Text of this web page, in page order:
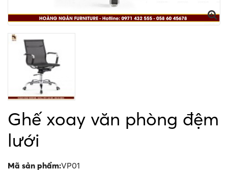
Ghế xoay văn phòng đệm
lưới
Mã sản phẩm:VP01